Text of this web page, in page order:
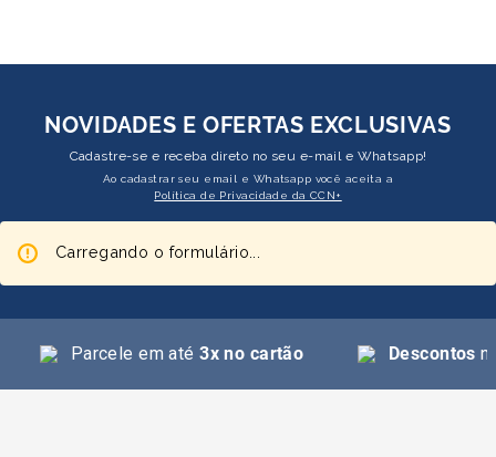
NOVIDADES E OFERTAS EXCLUSIVAS
Cadastre-se e receba direto no seu e-mail e Whatsapp!
Ao cadastrar seu email e Whatsapp você aceita a
Política de Privacidade da CCN+
Carregando o formulário...
Parcele em até3x no cartão Descontos